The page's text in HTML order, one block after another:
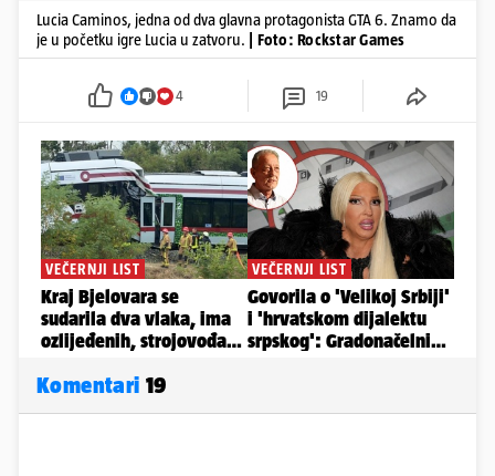
Lucia Caminos, jedna od dva glavna protagonista GTA 6. Znamo da
je u početku igre Lucia u zatvoru.
| Foto: Rockstar Games
4 19
Komentari 19